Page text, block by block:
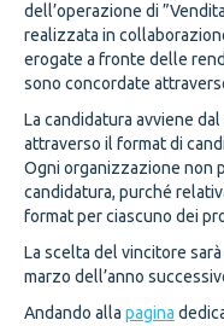
dell’operazione di
realizzata in
erogate a fronte delle
sono concordate
La candidatura avviene
attraverso il format di
Ogni organizzazione non
candidatura, purché
format per ciascuno dei
La scelta del vincitore
marzo dell’anno
Andando alla pagina